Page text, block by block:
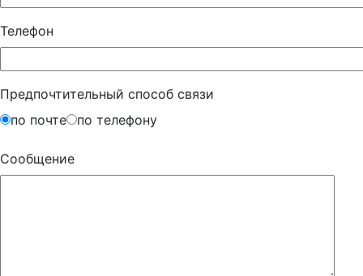
Телефон
Предпочтительный способ связи
по почте
по телефону
Сообщение